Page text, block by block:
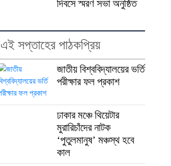
দিবসে স্মরণ সভা অনুষ্ঠিত
এই সপ্তাহের পাঠকপ্রিয়
জাতীয় বিশ্ববিদ্যালয়ের ভর্তি
পরীক্ষার ফল প্রকাশ
ঢাকার মঞ্চে থিয়েটার
মুরারিচাঁদের নাটক
‘পুতুলমানুষ’ মঞ্চস্থ হবে
কাল